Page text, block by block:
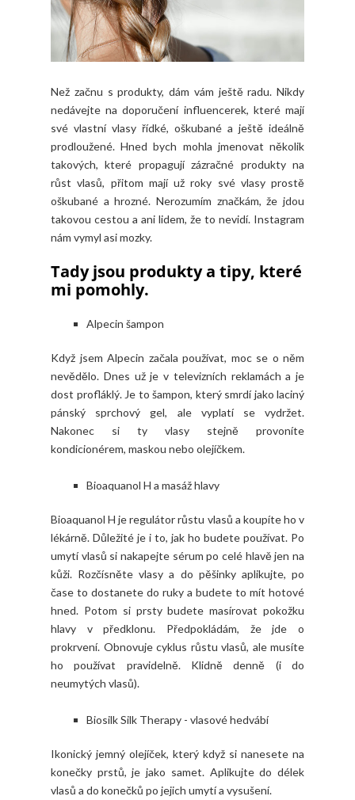
Než začnu s produkty, dám vám ještě radu. Nikdy
nedávejte na doporučení influencerek, které mají
své vlastní vlasy řídké, oškubané a ještě ideálně
prodloužené. Hned bych mohla jmenovat několik
takových, které propagují zázračné produkty na
růst vlasů, přitom mají už roky své vlasy prostě
oškubané a hrozné. Nerozumím značkám, že jdou
takovou cestou a ani lidem, že to nevidí. Instagram
nám vymyl asi mozky.
Tady jsou produkty a tipy, které
mi pomohly.
Alpecin šampon
Když jsem Alpecin začala používat, moc se o něm
nevědělo. Dnes už je v televizních reklamách a je
dost profláklý. Je to šampon, který smrdí jako laciný
pánský sprchový gel, ale vyplatí se vydržet.
Nakonec si ty vlasy stejně provoníte
kondicionérem, maskou nebo olejíčkem.
Bioaquanol H a masáž hlavy
Bioaquanol H je regulátor růstu vlasů a koupíte ho v
lékárně. Důležité je i to, jak ho budete používat. Po
umytí vlasů si nakapejte sérum po celé hlavě jen na
kůži. Rozčísněte vlasy a do pěšinky aplikujte, po
čase to dostanete do ruky a budete to mít hotové
hned. Potom si prsty budete masírovat pokožku
hlavy v předklonu. Předpokládám, že jde o
prokrvení. Obnovuje cyklus růstu vlasů, ale musíte
ho používat pravidelně. Klidně denně (i do
neumytých vlasů).
Biosilk Silk Therapy - vlasové hedvábí
Ikonický jemný olejíček, který když si nanesete na
konečky prstů, je jako samet. Aplikujte do délek
vlasů a do konečků po jejich umytí a vysušení.